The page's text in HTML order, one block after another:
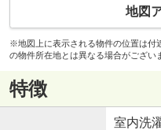
地図
※地図上に表示される物件の位置は付
の物件所在地とは異なる場合がござい
特徴
室内洗